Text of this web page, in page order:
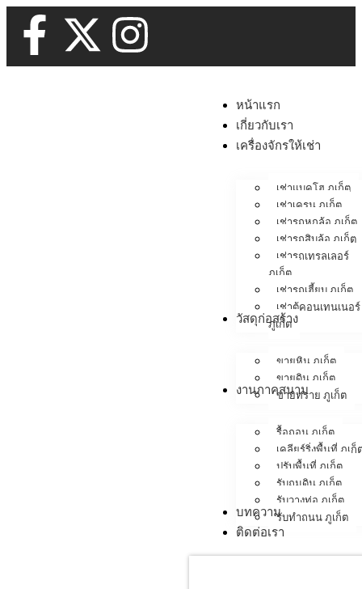
หน้าแรก
เกี่ยวกับเรา
เครื่องจักรให้เช่า
เช่าแบคโฮ ภูเก็ต
เช่าเครน ภูเก็ต
เช่ารถหกล้อ ภูเก็ต
เช่ารถสิบล้อ ภูเก็ต
เช่ารถเทรลเลอร์
ภูเก็ต
เช่ารถเฮี้ยบ ภูเก็ต
เช่าตู้คอนเทนเนอร์
ภูเก็ต
วัสดุก่อสร้าง
ขายหิน ภูเก็ต
ขายดิน ภูเก็ต
ขายทราย ภูเก็ต
งานภาคสนาม
รื้อถอน ภูเก็ต
เคลียร์ริ่งพื้นที่ ภูเก็
ปรับพื้นที่ ภูเก็ต
รับถมดิน ภูเก็ต
รับวางท่อ ภูเก็ต
รับทำถนน ภูเก็ต
บทความ
ติดต่อเรา